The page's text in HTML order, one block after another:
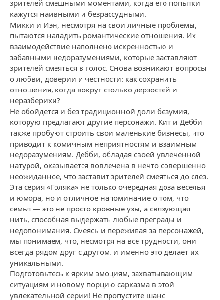
зрителей смешными моментами, когда его попытки
кажутся наивными и безрассудными.
Микки и Иэн, несмотря на свои личные проблемы,
пытаются наладить романтические отношения. Их
взаимодействие наполнено искренностью и
забавными недоразумениями, которые заставляют
зрителей смеяться в голос. Снова возникают вопросы
о любви, доверии и честности: как сохранить
отношения, когда вокруг столько дерзостей и
неразберихи?
Не обойдется и без традиционной доли безумия,
которую предлагают другие персонажи. Кит и Дебби
также пробуют строить свои маленькие бизнесы, что
приводит к комичным неприятностям и взаимным
недоразумениям. Дебби, обладая своей увлечённой
натурой, оказывается вовлечена в нечто совершенно
неожиданное, что заставит зрителей смеяться до слёз.
Эта серия «Голяка» не только очередная доза веселья
и юмора, но и отличное напоминание о том, что
семья — это не просто кровные узы, а связующая
нить, способная выдержать любые преграды и
недопонимания. Смеясь и переживая за персонажей,
мы понимаем, что, несмотря на все трудности, они
всегда рядом друг с другом, и именно это делает их
уникальными.
Подготовьтесь к ярким эмоциям, захватывающим
ситуациям и новому порцию сарказма в этой
увлекательной серии! Не пропустите шанс